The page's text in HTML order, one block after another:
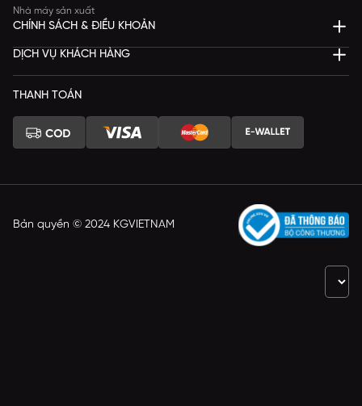
Nhà máy sản xuất
CHÍNH SÁCH & ĐIỀU KHOẢN
DỊCH VỤ KHÁCH HÀNG
THANH TOÁN
Bản quyền © 2024 KGVIETNAM